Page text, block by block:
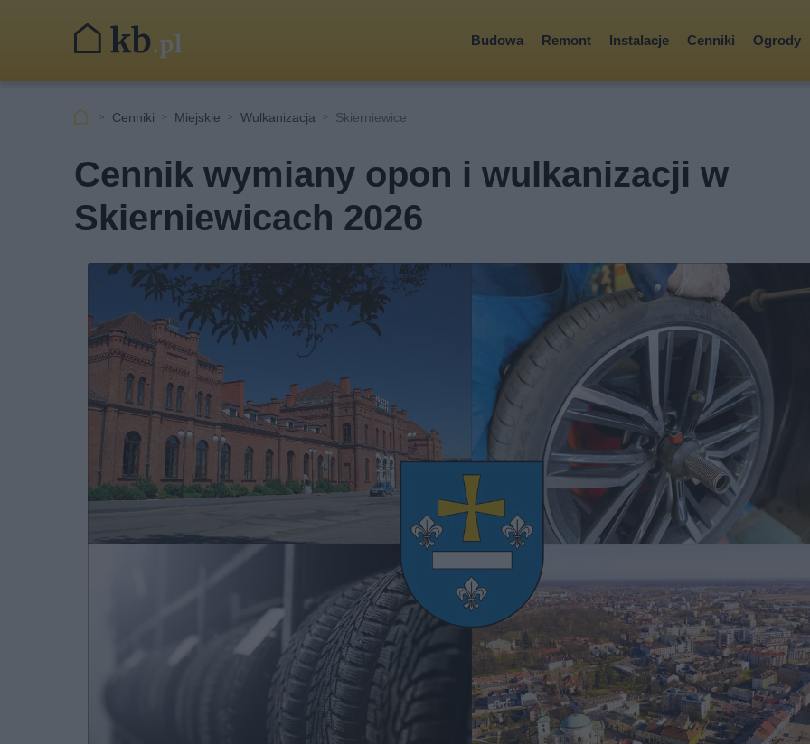
Budowa Remont Instalacje Cenniki Ogrody
Cenniki Miejskie Wulkanizacja Skierniewice
Cennik wymiany opon i wulkanizacji w
Skierniewicach 2026